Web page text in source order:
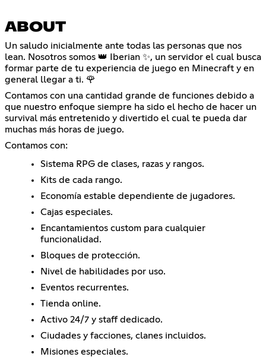
ABOUT
Un saludo inicialmente ante todas las personas que nos
lean. Nosotros somos 👑 Iberian ✨, un servidor el cual busca
formar parte de tu experiencia de juego en Minecraft y en
general llegar a ti. 🌹
Contamos con una cantidad grande de funciones debido a
que nuestro enfoque siempre ha sido el hecho de hacer un
survival más entretenido y divertido el cual te pueda dar
muchas más horas de juego.
Contamos con:
Sistema RPG de clases, razas y rangos.
Kits de cada rango.
Economía estable dependiente de jugadores.
Cajas especiales.
Encantamientos custom para cualquier
funcionalidad.
Bloques de protección.
Nivel de habilidades por uso.
Eventos recurrentes.
Tienda online.
Activo 24/7 y staff dedicado.
Ciudades y facciones, clanes incluidos.
Misiones especiales.